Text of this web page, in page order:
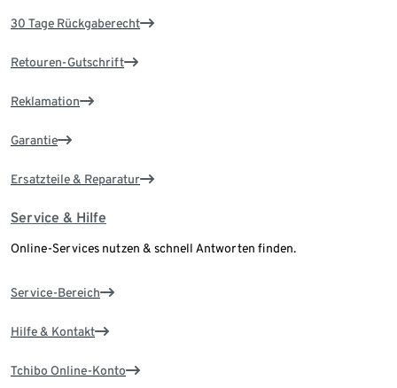
30 Tage Rückgaberecht
Retouren-Gutschrift
Reklamation
Garantie
Ersatzteile & Reparatur
Service & Hilfe
Online-Services nutzen & schnell Antworten finden.
Service-Bereich
Hilfe & Kontakt
Tchibo Online-Konto